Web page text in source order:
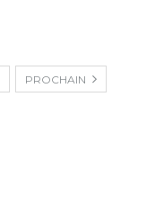
PROCHAIN